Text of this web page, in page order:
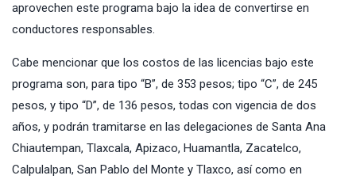
aprovechen este programa bajo la idea de convertirse en
conductores responsables.
Cabe mencionar que los costos de las licencias bajo este
programa son, para tipo “B”, de 353 pesos; tipo “C”, de 245
pesos, y tipo “D”, de 136 pesos, todas con vigencia de dos
años, y podrán tramitarse en las delegaciones de Santa Ana
Chiautempan, Tlaxcala, Apizaco, Huamantla, Zacatelco,
Calpulalpan, San Pablo del Monte y Tlaxco, así como en